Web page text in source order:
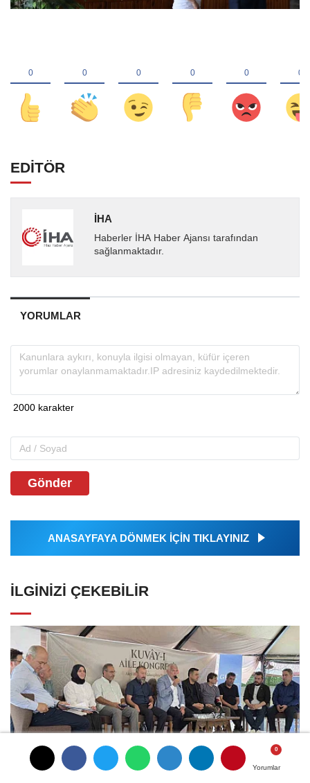
Yorumlar
Yorumlar
EDİTÖR
İHA
Haberler İHA Haber Ajansı tarafından
sağlanmaktadır.
YORUMLAR
Gönder
ANASAYFAYA DÖNMEK İÇİN TIKLAYINIZ
İLGINIZI ÇEKEBILIR